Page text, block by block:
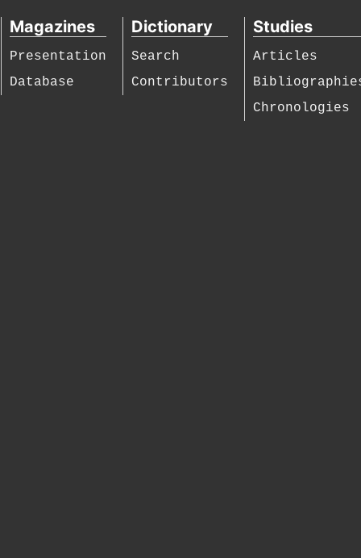
Magazines
Presentation
Database
Dictionary
Search
Contributors
Studies
Articles
Chronologies